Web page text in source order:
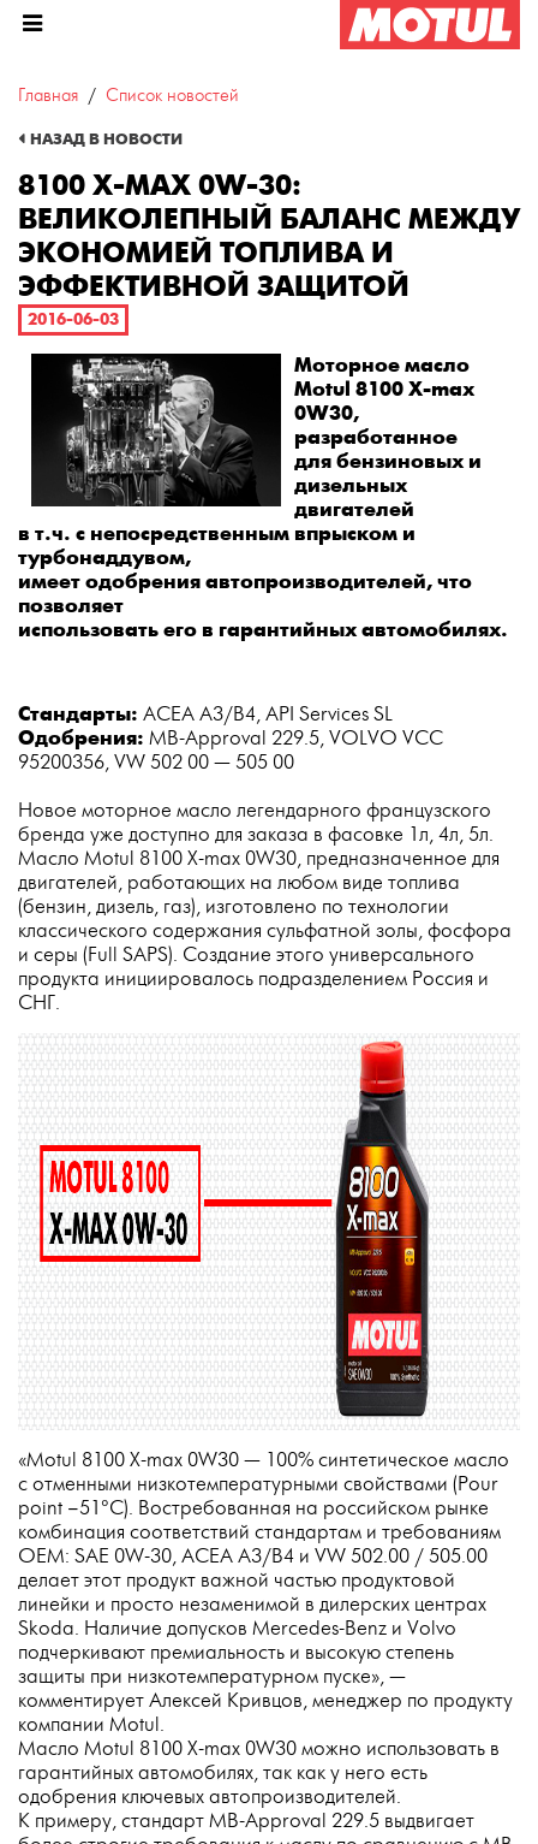
Главная Список новостей
НАЗАД В НОВОСТИ
8100 X-MAX 0W-30:
ВЕЛИКОЛЕПНЫЙ БАЛАНС МЕЖДУ
ЭКОНОМИЕЙ ТОПЛИВА И
ЭФФЕКТИВНОЙ ЗАЩИТОЙ
2016-06-03
Моторное масло
Motul 8100 X-max
0W30,
разработанное
для бензиновых и
дизельных
двигателей
в т.ч. с непосредственным впрыском и
турбонаддувом,
имеет одобрения автопроизводителей, что
позволяет
использовать его в гарантийных автомобилях.
Стандарты: ACEA A3/B4, API Services SL
Одобрения: MB-Approval 229.5, VOLVO VCC
95200356, VW 502 00 — 505 00
Новое моторное масло легендарного французского
бренда уже доступно для заказа в фасовке 1л, 4л, 5л.
Масло Motul 8100 X-max 0W30, предназначенное для
двигателей, работающих на любом виде топлива
(бензин, дизель, газ), изготовлено по технологии
классического содержания сульфатной золы, фосфора
и серы (Full SAPS). Создание этого универсального
продукта инициировалось подразделением Россия и
СНГ.
«Motul 8100 X-max 0W30 — 100% синтетическое масло
с отменными низкотемпературными свойствами (Pour
point −51°C). Востребованная на российском рынке
комбинация соответствий стандартам и требованиям
OEM: SAE 0W-30, ACEA A3/B4 и VW 502.00 / 505.00
делает этот продукт важной частью продуктовой
линейки и просто незаменимой в дилерских центрах
Skoda. Наличие допусков Mercedes-Benz и Volvo
подчеркивают премиальность и высокую степень
защиты при низкотемпературном пуске», —
комментирует Алексей Кривцов, менеджер по продукту
компании Motul.
Масло Motul 8100 X-max 0W30 можно использовать в
гарантийных автомобилях, так как у него есть
одобрения ключевых автопроизводителей.
К примеру, стандарт MB-Approval 229.5 выдвигает